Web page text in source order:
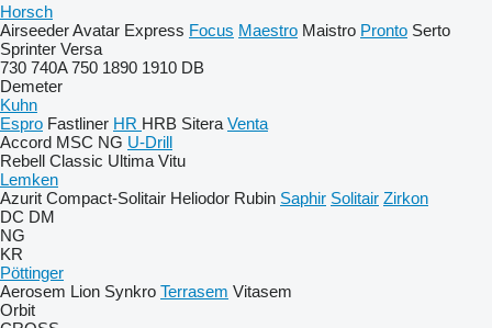
Horsch
AirseederAvatar Express Focus Maestro Maistro Pronto Serto
Sprinter Versa
730 740A 750 1890 1910 DB
Demeter
Kuhn
Espro Fastliner HR HRB Sitera Venta
Accord MSC NG U-Drill
Rebell Classic Ultima Vitu
Lemken
Azurit Compact-Solitair Heliodor Rubin Saphir Solitair Zirkon
DC DM
NG
KR
Pöttinger
Aerosem Lion Synkro Terrasem Vitasem
Orbit